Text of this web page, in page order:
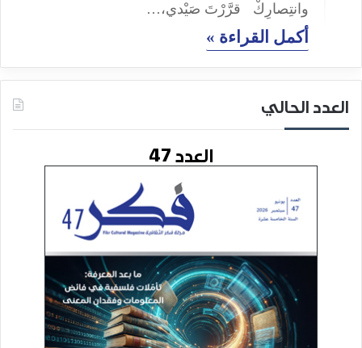
وانتِصارِكْ قرَّرْتَ صَيْدي،…
أكمل القراءة »
العدد الحالي
العدد 47